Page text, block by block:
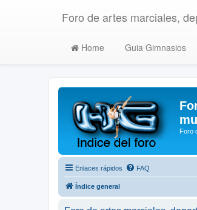
Foro de artes marciales,
Home Guia Gimnasios
Foro
Enlaces rápidos FAQ
Índice general